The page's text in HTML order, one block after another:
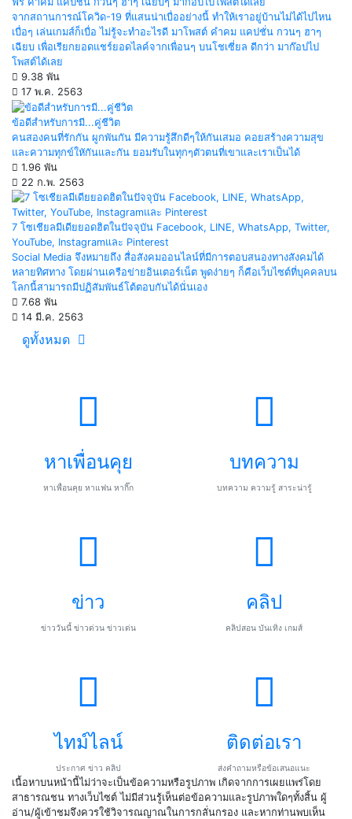
จากสถานการณ์โควิด-19 ที่แสนน่าเบื่ออย่างนี้ ทำให้เราอยู่บ้านไม่ได้ไปไหน
เบื่อๆ เล่นเกมส์ก็เบื่อ ไม่รู้จะทำอะไรดี มาโพสต์ คำคม แคปชั่น กวนๆ ฮาๆ
เฉียบ เพื่อเรียกยอดแชร์ยอดไลค์จากเพื่อนๆ บนโชเซี่ยล ดีกว่า มาก๊อปไป
โพสต์ได้เลย
9.38 พัน
17 พ.ค. 2563
ข้อดีสำหรับการมี...คู่ชีวิต
คนสองคนที่รักกัน ผูกพันกัน มีความรู้สึกดีๆให้กันเสมอ คอยสร้างความสุข
และความทุกข์ใหักันและกัน ยอมรับในทุกๆตัวตนที่เขาและเราเป็นได้
1.96 พัน
22 ก.พ. 2563
7 โซเชียลมีเดียยอดฮิตในปัจจุบัน Facebook, LINE, WhatsApp, Twitter,
YouTube, Instagramและ Pinterest
Social Media จึงหมายถึง สื่อสังคมออนไลน์ที่มีการตอบสนองทางสังคมได้
หลายทิศทาง โดยผ่านเครือข่ายอินเตอร์เน็ต พูดง่ายๆ ก็คือเว็บไซต์ที่บุคคลบน
โลกนี้สามารถมีปฏิสัมพันธ์โต้ตอบกันได้นั่นเอง
7.68 พัน
14 มี.ค. 2563
ดูทั้งหมด
หาเพื่อนคุย
หาเพื่อนคุย หาแฟน หากิ๊ก
บทความ
บทความ ความรู้ สาระน่ารู้
ข่าว
ข่าววันนี้ ข่าวด่วน ข่าวเด่น
คลิป
คลิปสอน บันเทิง เกมส์
ไทม์ไลน์
ประกาศ ข่าว คลิป
ติดต่อเรา
ส่งคำถามหรือข้อเสนอแนะ
เนื้อหาบนหน้านี้ไม่ว่าจะเป็นข้อความหรือรูปภาพ เกิดจากการเผยแพร่โดย
สาธารณชน ทางเว็บไซต์ ไม่มีส่วนรู้เห็นต่อข้อความและรูปภาพใดๆทั้งสิ้น ผู้
อ่าน/ผู้เข้าชมจึงควรใช้วิจารณญาณในการกลั่นกรอง และหากท่านพบเห็น